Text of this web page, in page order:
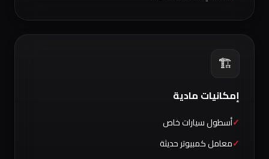
🏗️
إمكانيات مادية
أسطول سيارات خاص
معامل كمبيوتر حديثة